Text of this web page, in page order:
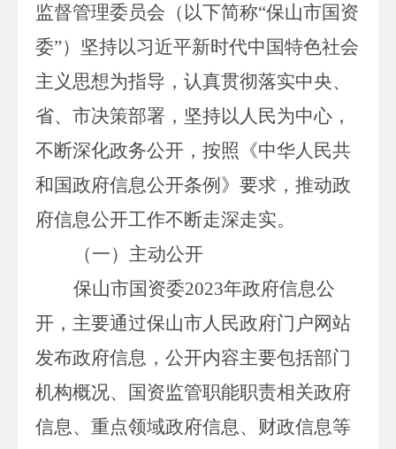
监督管理委员会（以下简称“保山市国资
委”）坚持以习近平新时代中国特色社会
主义思想为指导，认真贯彻落实中央、
省、市决策部署，坚持以人民为中心，
不断深化政务公开，按照《中华人民共
和国政府信息公开条例》要求，推动政
府信息公开工作不断走深走实。
（一）主动公开
保山市国资委2023年政府信息公
开，主要通过保山市人民政府门户网站
发布政府信息，公开内容主要包括部门
机构概况、国资监管职能职责相关政府
信息、重点领域政府信息、财政信息等